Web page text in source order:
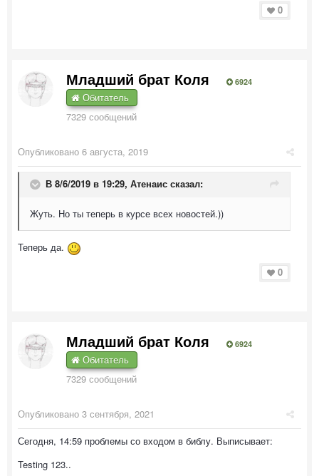
0
Младший брат Коля 6924
Обитатель
7329 сообщений
Опубликовано 6 августа, 2019
В 8/6/2019 в 19:29, Атенаис сказал:
Жуть. Но ты теперь в курсе всех новостей.))
Теперь да.
0
Младший брат Коля 6924
Обитатель
7329 сообщений
Опубликовано 3 сентября, 2021
Сегодня, 14:59 проблемы со входом в библу. Выписывает:
Testing 123..